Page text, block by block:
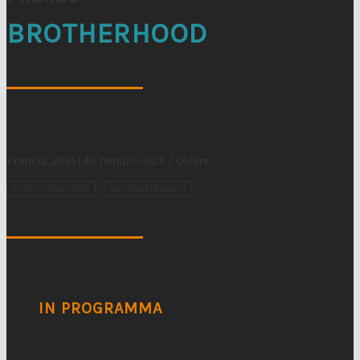
BROTHERHOOD
IN PROGRAMMA